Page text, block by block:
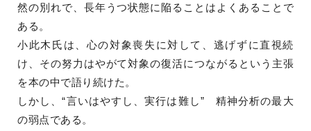
然の別れで、長年うつ状態に陥ることはよくあることで
ある。
小此木氏は、心の対象喪失に対して、逃げずに直視続
け、その努力はやがて対象の復活につながるという主張
を本の中で語り続けた。
しかし、“言いはやすし、実行は難し” 精神分析の最大
の弱点である。